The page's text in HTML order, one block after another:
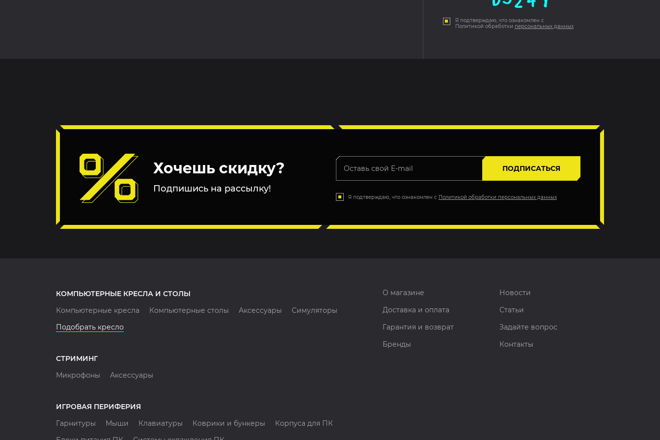
Я подтверждаю, что ознакомлен с
Политикой обработки персональных данных
Хочешь скидку?
Подпишись на рассылку!
ПОДПИСАТЬСЯ
Я подтверждаю, что ознакомлен с Политикой обработки персональных данных
КОМПЬЮТЕРНЫЕ КРЕСЛА И СТОЛЫ
Компьютерные кресла
Компьютерные столы Аксессуары
Симуляторы
Подобрать кресло
СТРИМИНГ
Микрофоны
Аксессуары
ИГРОВАЯ ПЕРИФЕРИЯ
Гарнитуры
Мыши Клавиатуры Коврики и бункеры
Корпуса для ПК
О магазине
Новости
Доставка и оплата
Статьи
Гарантия и возврат
Задайте вопрос
Бренды
Контакты